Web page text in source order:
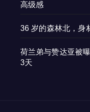
高级感
36 岁的森林北，身
荷兰弟与赞达亚被
3天